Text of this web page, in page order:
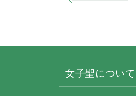
女子聖について